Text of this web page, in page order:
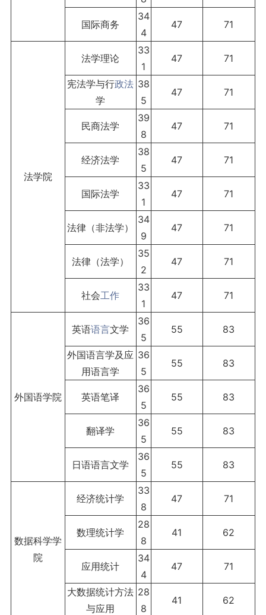
国际商务
34
4
47 71
法学院
法学理论
33
1
47 71
宪法学与行政法
学
38
5
47 71
民商法学
39
8
47 71
经济法学
38
5
47 71
国际法学
33
1
47 71
法律（非法学）
34
9
47 71
法律（法学）
35
2
47 71
社会工作
33
1
47 71
外国语学院
英语语言文学
36
5
55 83
外国语言学及应
用语言学
36
5
55 83
英语笔译
36
5
55 83
翻译学
36
5
55 83
日语语言文学
36
5
55 83
数据科学学
院
经济统计学
33
8
47 71
数理统计学
28
8
41 62
应用统计
34
4
47 71
大数据统计方法
与应用
28
8
41 62